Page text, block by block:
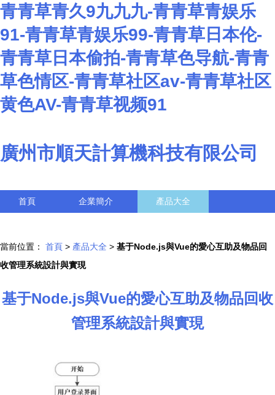
青青草青久9九九九-青青草青娱乐
91-青青草青娱乐99-青青草日本伦-
青青草日本偷拍-青青草色导航-青青
草色情区-青青草社区av-青青草社区
黄色AV-青青草视频91
廣州市順天計算機科技有限公司
首頁 企業簡介 產品大全
當前位置： 首頁 > 產品大全 > 基于Node.js與Vue的愛心互助及物品回
收管理系統設計與實現
基于Node.js與Vue的愛心互助及物品回收
管理系統設計與實現